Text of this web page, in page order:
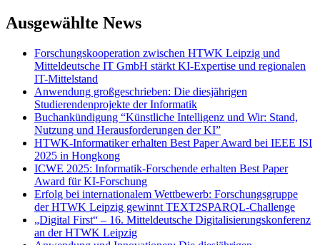
Ausgewählte News
Forschungskooperation zwischen HTWK Leipzig und
Mitteldeutsche IT GmbH stärkt KI-Expertise und regionalen
IT-Mittelstand
Anwendung großgeschrieben: Die diesjährigen
Studierendenprojekte der Informatik
Buchankündigung “Künstliche Intelligenz und Wir: Stand,
Nutzung und Herausforderungen der KI”
HTWK-Informatiker erhalten Best Paper Award bei IEEE ISI
2025 in Hongkong
ICWE 2025: Informatik-Forschende erhalten Best Paper
Award für KI-Forschung
Erfolg bei internationalem Wettbewerb: Forschungsgruppe
der HTWK Leipzig gewinnt TEXT2SPARQL-Challenge
„Digital First“ – 16. Mitteldeutsche Digitalisierungskonferenz
an der HTWK Leipzig